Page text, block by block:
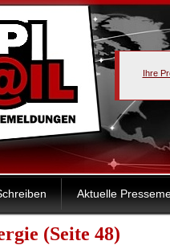
Ihre
Aktuelle
(Seite 48)